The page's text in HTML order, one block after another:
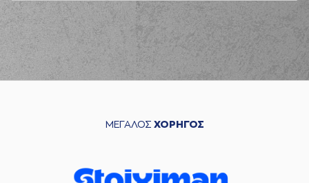
ΜΕΓΑΛΟΣ ΧΟΡΗΓΟΣ